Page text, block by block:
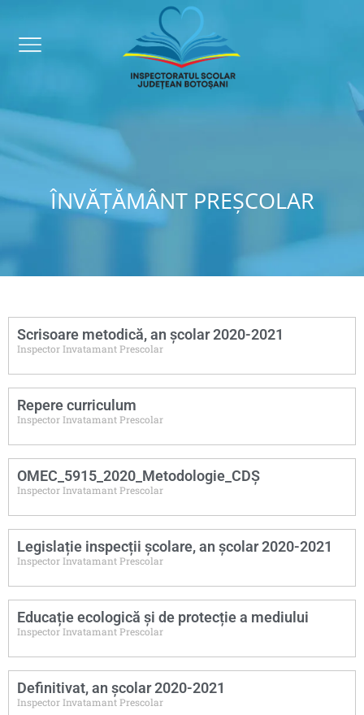
ÎNVĂŢĂMÂNT PREŞCOLAR
Scrisoare metodică, an școlar 2020-2021
Inspector Invatamant Prescolar
Repere curriculum
Inspector Invatamant Prescolar
OMEC_5915_2020_Metodologie_CDȘ
Inspector Invatamant Prescolar
Legislație inspecții școlare, an școlar 2020-2021
Inspector Invatamant Prescolar
Educație ecologică și de protecție a mediului
Inspector Invatamant Prescolar
Definitivat, an școlar 2020-2021
Inspector Invatamant Prescolar